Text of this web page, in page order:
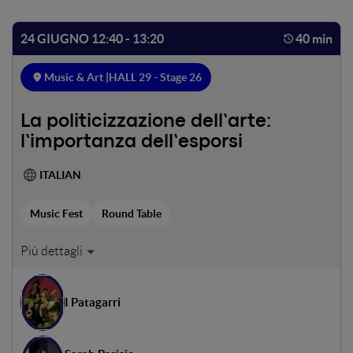
sempre più governato da macchine, chi difende il valore
della musica? E per chi?
24 GIUGNO 12:40 - 13:20 40 min
Music & Art | HALL 29 - Stage 26
La politicizzazione dell’arte:
l’importanza dell’esporsi
ITALIAN
Music Fest Round Table
L'arte ha sempre avuto un ruolo nella società: ha
voce a chi non ne aveva. Oggi la scelta di esporsi non è più
un'opzione — per molti artisti è diventata parte stessa
dell'identità del progetto. Lo vediamo negli Stati Uniti,
dove Bruce Springsteen è diventato voce di una resistenza
I Patagarri